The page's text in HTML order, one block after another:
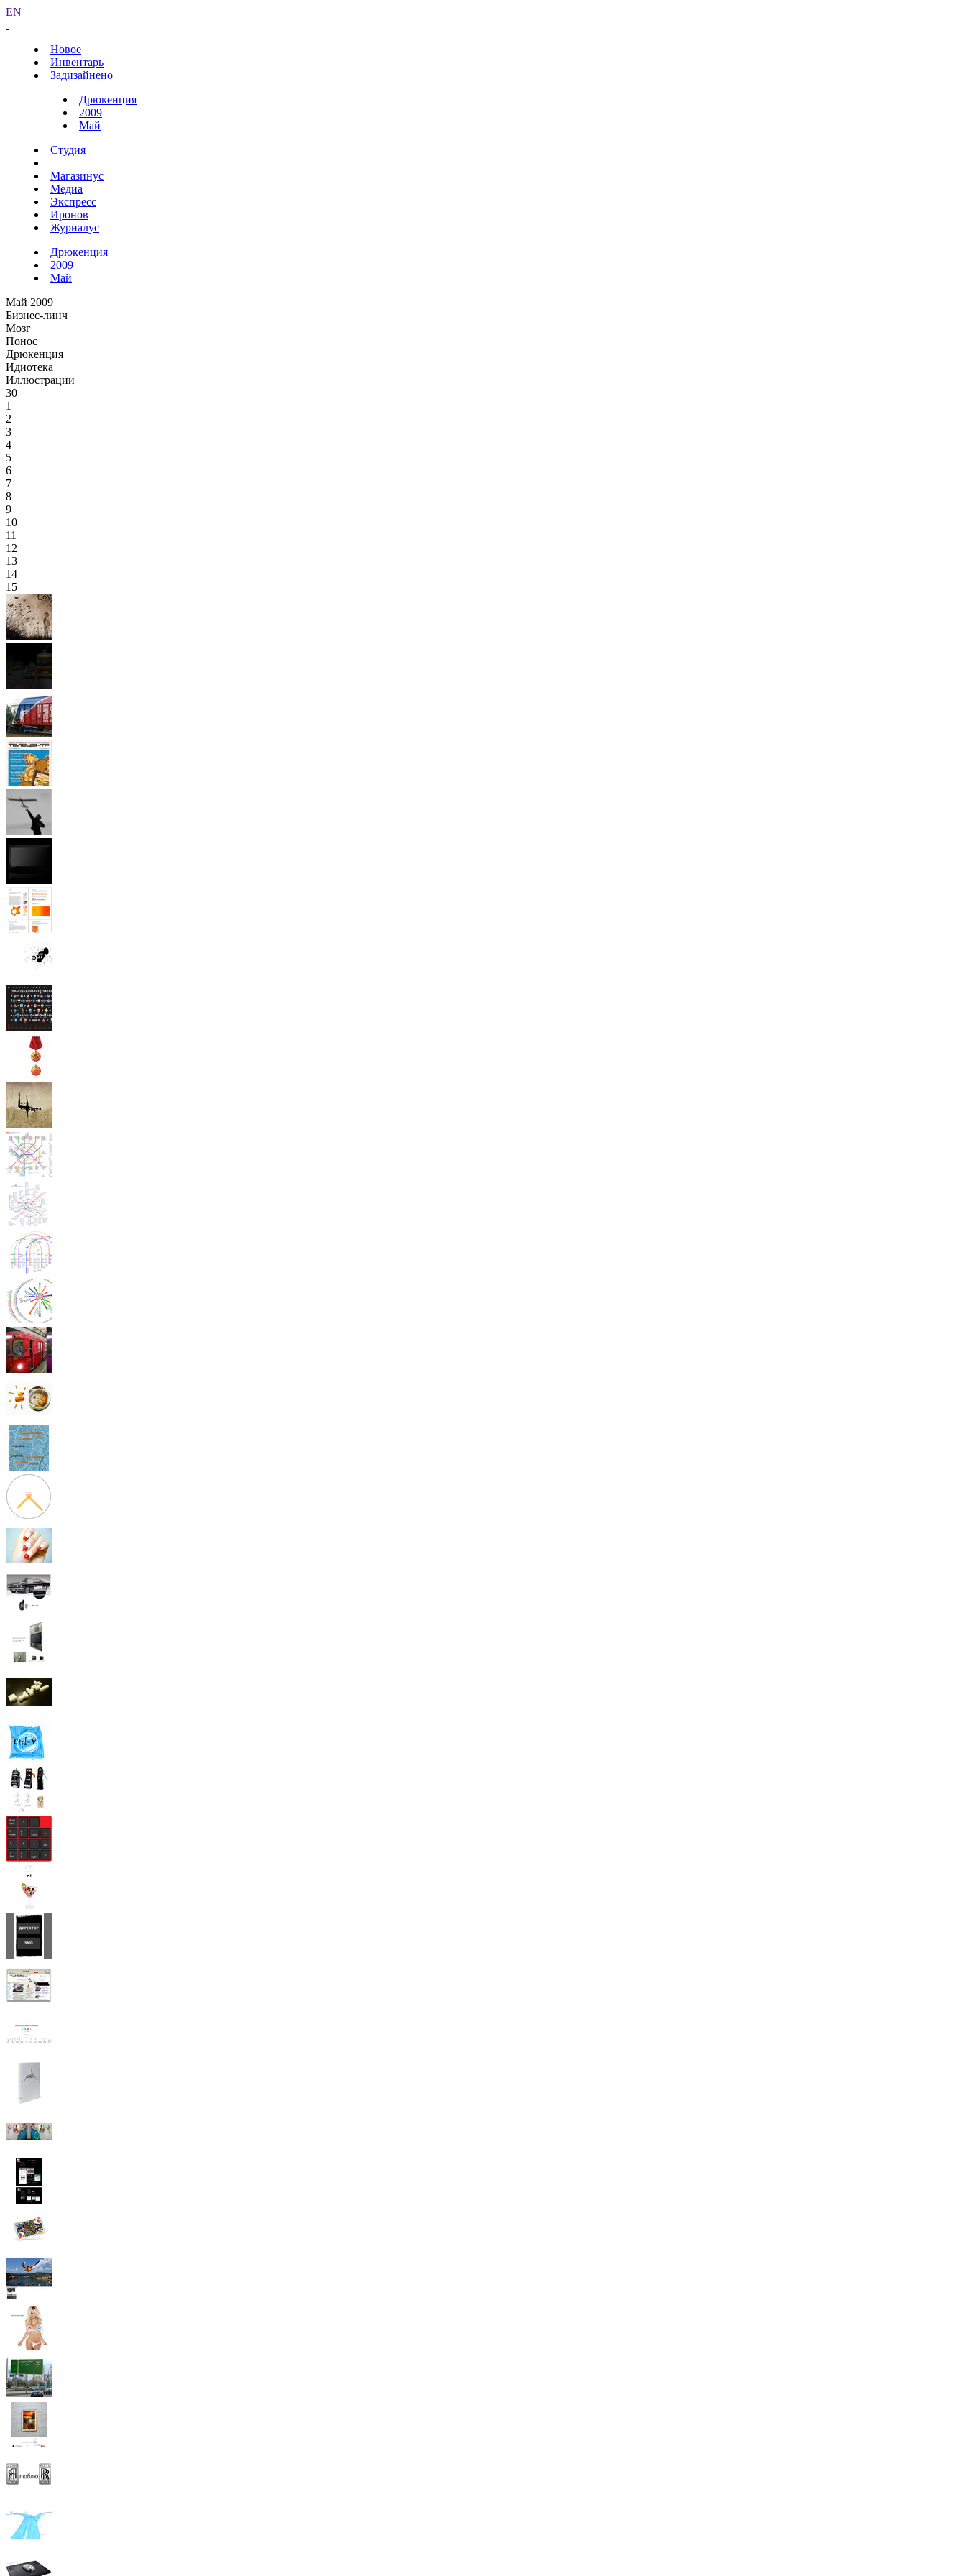
EN
Новое
Инвентарь
Задизайнено
Дрюкенция
2009
Май
Студия
Магазинус
Медиа
Экспресс
Иронов
Журналус
Дрюкенция
2009
Май
Май 2009
Бизнес-линч
Мозг
Понос
Дрюкенция
Идиотека
Иллюстрации
30
1
2
3
4
5
6
7
8
9
10
11
12
13
14
15